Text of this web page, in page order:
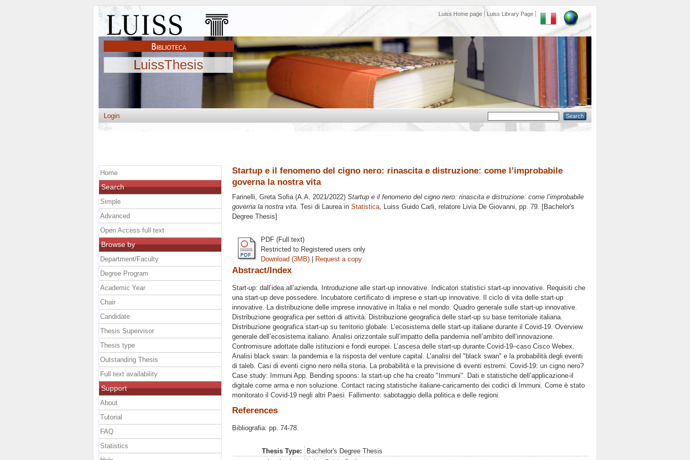
Luiss Home page Luiss Library Page
LuissThesis
Login
Startup e il fenomeno del cigno nero: rinascita e distruzione: come l’improbabile
governa la nostra vita
Farinelli, Greta Sofia(A.A. 2021/2022) Startup e il fenomeno del cigno nero: rinascita e distruzione: come l’improbabile
governa la nostra vita. Tesi di Laurea in Statistica, Luiss Guido Carli, relatore Livia De Giovanni, pp. 79. [Bachelor's
Degree Thesis]
PDF (Full text)
Restricted to Registered users only
Download (3MB) | Request a copy
Abstract/Index
Start-up: dall’idea all’azienda. Introduzione alle start-up innovative. Indicatori statistici start-up innovative. Requisiti che
una start-up deve possedere. Incubatore certificato di imprese e start-up innovative. Il ciclo di vita delle start-up
innovative. La distribuzione delle imprese innovative in Italia e nel mondo. Quadro generale sulle start-up innovative.
Distribuzione geografica per settori di attività. Distribuzione geografica delle start-up su base territoriale italiana.
Distribuzione geografica start-up su territorio globale. L’ecosistema delle start-up italiane durante il Covid-19. Overview
generale dell’ecosistema italiano. Analisi orizzontale sull’impatto della pandemia nell’ambito dell’innovazione.
Contromisure adottate dalle istituzioni e fondi europei. L’ascesa delle start-up durante Covid-19–caso Cisco Webex.
Analisi black swan: la pandemia e la risposta del venture capital. L’analisi del "black swan" e la probabilità degli eventi
di taleb. Casi di eventi cigno nero nella storia. La probabilità e la previsione di eventi estremi. Covid-19: un cigno nero?
Case study: Immuni App. Bending spoons: la start-up che ha creato "Immuni". Dati e statistiche dell’applicazione-il
digitale come arma e non soluzione. Contact racing statistiche italiane-caricamento dei codici di Immuni. Come è stato
monitorato il Covid-19 negli altri Paesi. Fallimento: sabotaggio della politica e delle regioni.
References
Bibliografia: pp. 74-78.
Thesis Type:
Bachelor's Degree Thesis
Home
Search
Simple
Advanced
Open Access full text
Browse by
Department/Faculty
Degree Program
Academic Year
Chair
Candidate
Thesis Supervisor
Thesis type
Outstanding Thesis
Full text availability
Support
About
Tutorial
FAQ
Statistics